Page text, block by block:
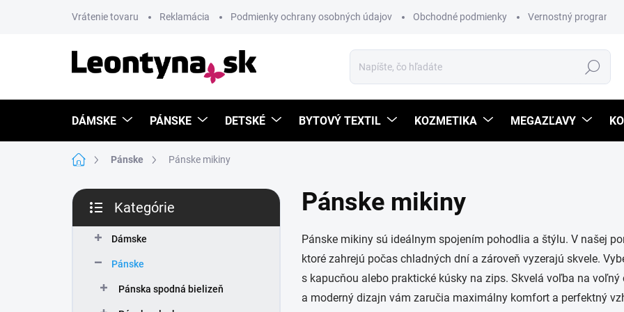
Vrátenie tovaru Reklamácia Podmienky ochrany osobných údajov Obchodné podmienky Vernostný program
Hľadať
DÁMSKE PÁNSKE DETSKÉ BYTOVÝ TEXTIL KOZMETIKA MEGAZĽAVY
DomovPánske Pánske mikiny
B
č
kategórie
Kategórie
Dámske
Pánske
Pánska spodná bielizeň
Pánske mikiny
Pánske mikiny sú ideálnym spojením pohodlia a štýlu. V našej
ktoré zahrejú počas chladných dní a zároveň vyzerajú skvele.
s kapucňou alebo praktické kúsky na zips. Skvelá voľba na
a moderný dizajn vám zaručia maximálny komfort a perfektný